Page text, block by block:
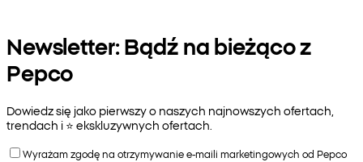
Newsletter: Bądź na bieżąco z
Pepco
Dowiedz się jako pierwszy o naszych najnowszych ofertach,
trendach i ⭐️ ekskluzywnych ofertach.
Wyrażam zgodę na otrzymywanie e-maili marketingowych od Pepco